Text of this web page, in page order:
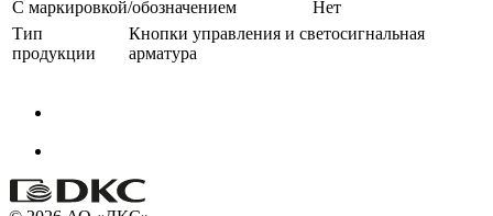
С маркировкой/обозначением
Нет
Тип
продукции
Кнопки управления и светосигнальная
арматура